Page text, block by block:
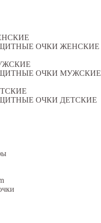
ОЧКИ ЖЕНСКИЕ
ОЧКИ МУЖСКИЕ
ОЧКИ ДЕТСКИЕ